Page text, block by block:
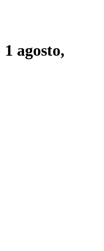
1 agosto,